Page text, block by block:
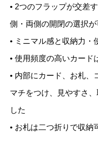
—
—
・発送から到着までの
—
・受け取り方法：配達
• 2つのフラップが交差
側・両側の開閉の選択が
• ミニマル感と収納力・
• 使用頻度の高いカード
• 内部にカード、お札、
マチをつけ、見やすさ
した
• お札は二つ折りで収納